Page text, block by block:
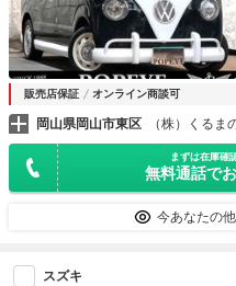
販売店保証 オンライン商談可
岡山県岡山市東区 （株）くるま
まずは在庫確
無料通話で
今あなたの
スズキ